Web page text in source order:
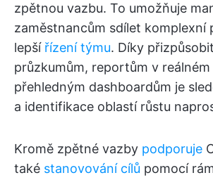
zpětnou vazbu. To umožňuje
zaměstnancům sdílet komplexní
lepší řízení týmu. Díky
průzkumům, reportům v reálném
přehledným dashboardům je
a identifikace oblastí růstu
Kromě zpětné vazby podporuje
také stanovování cílů pomocí